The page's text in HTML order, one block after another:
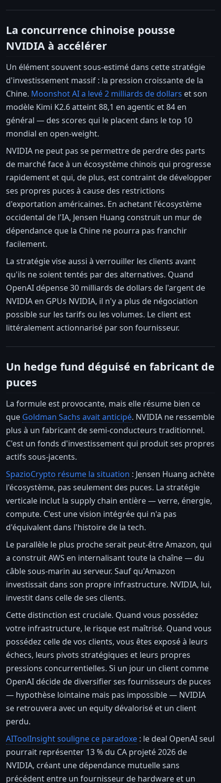
La concurrence chinoise pousse
NVIDIA à accélérer
Un élément souvent sous-estimé dans cette stratégie
d'investissement massif : la pression croissante de la
Chine. Moonshot AI a levé 2 milliards de dollars et son
modèle Kimi K2.6 atteint 88,1 en agentic et 84 en
général — des scores qui le placent dans le top 10
mondial en open-weight.
NVIDIA ne peut pas se permettre de perdre des parts
de marché face à un écosystème chinois qui progresse
rapidement et qui, de plus, est contraint de développer
ses propres puces à cause des restrictions
d'exportation américaines. En achetant l'écosystème
occidental de l'IA, Jensen Huang construit un mur de
dépendance que la Chine ne pourra pas franchir
facilement.
La stratégie vise aussi à verrouiller les clients avant
qu'ils ne soient tentés par des alternatives. Quand
OpenAI dépense 30 milliards de dollars de l'argent de
NVIDIA en GPUs NVIDIA, il n'y a plus de négociation
possible sur les tarifs ou les volumes. Le client est
littéralement actionnarisé par son fournisseur.
Un hedge fund déguisé en fabricant de
puces
La formule est provocante, mais elle résume bien ce
que Goldman Sachs avait anticipé. NVIDIA ne ressemble
plus à un fabricant de semi-conducteurs traditionnel.
C'est un fonds d'investissement qui produit ses propres
actifs sous-jacents.
SpazioCrypto résume la situation : Jensen Huang achète
l'écosystème, pas seulement des puces. La stratégie
verticale inclut la supply chain entière — verre, énergie,
compute. C'est une vision intégrée qui n'a pas
d'équivalent dans l'histoire de la tech.
Le parallèle le plus proche serait peut-être Amazon, qui
a construit AWS en internalisant toute la chaîne — du
câble sous-marin au serveur. Sauf qu'Amazon
investissait dans son propre infrastructure. NVIDIA, lui,
investit dans celle de ses clients.
Cette distinction est cruciale. Quand vous possédez
votre infrastructure, le risque est maîtrisé. Quand vous
possédez celle de vos clients, vous êtes exposé à leurs
échecs, leurs pivots stratégiques et leurs propres
pressions concurrentielles. Si un jour un client comme
OpenAI décide de diversifier ses fournisseurs de puces
— hypothèse lointaine mais pas impossible — NVIDIA
se retrouvera avec un equity dévalorisé et un client
perdu.
AIToolInsight souligne ce paradoxe : le deal OpenAI seul
pourrait représenter 13 % du CA projeté 2026 de
NVIDIA, créant une dépendance mutuelle sans
précédent entre un fournisseur de hardware et un